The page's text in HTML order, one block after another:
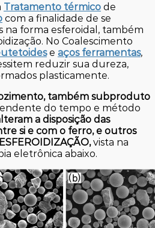
Tratamento térmico de
com a finalidade de se
na forma esferoidal, também
No Coalescimento
e aços ferramentas,
reduzir sua dureza,
plasticamente.
também subproduto
do tempo e método
a disposição das
si e com o ferro, e outros
vista na
eletrônica abaixo.